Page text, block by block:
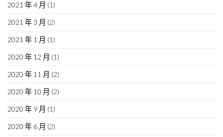
2021 年 4 月 (1)
2021 年 3 月 (2)
2021 年 1 月 (1)
2020 年 12 月 (1)
2020 年 11 月 (2)
2020 年 10 月 (2)
2020 年 9 月 (1)
2020 年 6 月 (2)